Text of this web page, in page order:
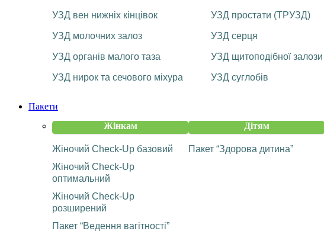
УЗД вен нижніх кінцівок
УЗД молочних залоз
УЗД органів малого таза
УЗД нирок та сечового міхура
УЗД простати (ТРУЗД)
УЗД серця
УЗД щитоподібної залози
УЗД суглобів
Пакети
Жінкам
Жіночий Check-Up базовий
Жіночий Check-Up
оптимальний
Жіночий Check-Up
розширений
Пакет “Ведення вагітності”
Дітям
Пакет “Здорова дитина”